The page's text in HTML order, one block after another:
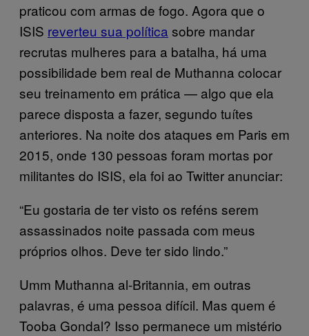
praticou com armas de fogo. Agora que o
ISIS reverteu sua política sobre mandar
recrutas mulheres para a batalha, há uma
possibilidade bem real de Muthanna colocar
seu treinamento em prática — algo que ela
parece disposta a fazer, segundo tuítes
anteriores. Na noite dos ataques em Paris em
2015, onde 130 pessoas foram mortas por
militantes do ISIS, ela foi ao Twitter anunciar:
“Eu gostaria de ter visto os reféns serem
assassinados noite passada com meus
próprios olhos. Deve ter sido lindo.”
Umm Muthanna al-Britannia, em outras
palavras, é uma pessoa difícil. Mas quem é
Tooba Gondal? Isso permanece um mistério